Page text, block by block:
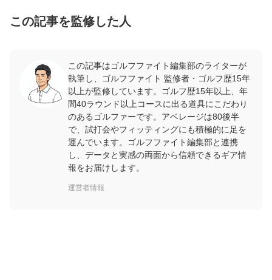
この記事を監修した人
この記事はゴルフファイト編集部のライターが
執筆し、ゴルフファイト 監修者・ゴルフ歴15年
以上が監修しています。ゴルフ歴15年以上、年
間40ラウンド以上コースに出る道具にこだわり
のあるゴルファーです。アベレージは80後半
で、試打会やフィッティングにも積極的に足を
運んでいます。ゴルフファイト編集部と連携
し、データと実感の両面から信頼できるギア情
報をお届けします。
運営者情報